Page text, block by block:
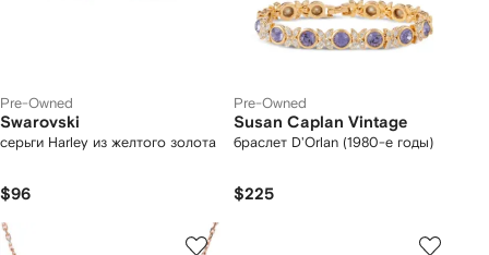
Pre-Owned
Swarovski
серьги Harley из желтого золота
$96
Pre-Owned
Susan Caplan Vintage
браслет D'Orlan (1980-е годы)
$225